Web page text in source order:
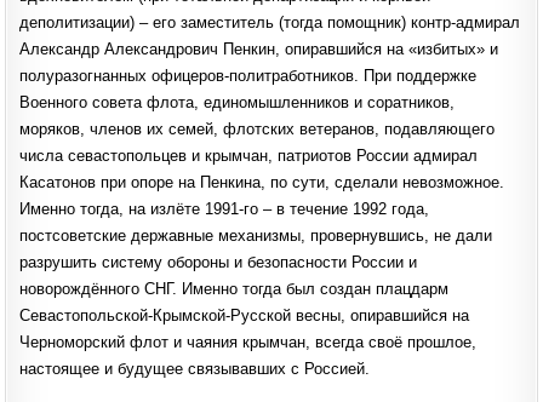
деполитизации) – его заместитель (тогда помощник) контр-адмирал
Александр Александрович Пенкин, опиравшийся на «избитых» и
полуразогнанных офицеров-политработников. При поддержке
Военного совета флота, единомышленников и соратников,
моряков, членов их семей, флотских ветеранов, подавляющего
числа севастопольцев и крымчан, патриотов России адмирал
Касатонов при опоре на Пенкина, по сути, сделали невозможное.
Именно тогда, на излёте 1991-го – в течение 1992 года,
постсоветские державные механизмы, провернувшись, не дали
разрушить систему обороны и безопасности России и
новорождённого СНГ. Именно тогда был создан плацдарм
Севастопольской-Крымской-Русской весны, опиравшийся на
Черноморский флот и чаяния крымчан, всегда своё прошлое,
настоящее и будущее связывавших с Россией.